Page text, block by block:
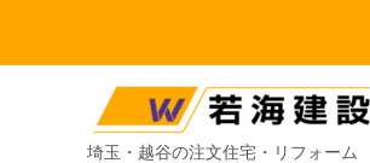
埼玉・越谷の注文住宅・リフォーム